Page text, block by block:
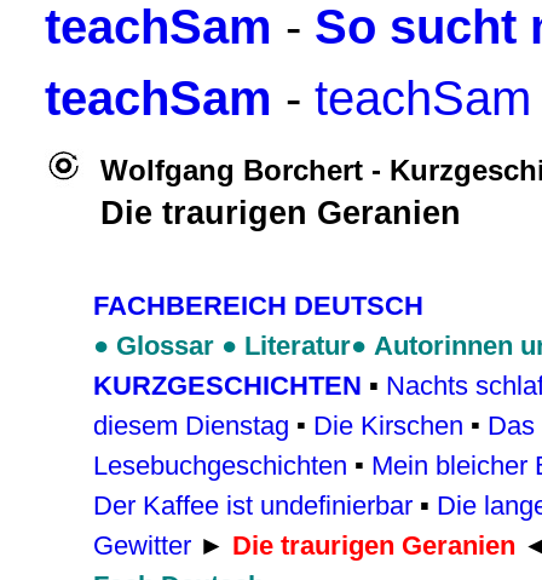
teachSam - So sucht
teachSam -
Wolfgang Borchert -
Die traurigen Geranien
FACHBEREICH DEUTSCH
● Glossar ● Literatur● Autorinnen
KURZGESCHICHTEN ▪ Nachts
diesem Dienstag ▪ Die Kirschen ▪ Das
Lesebuchgeschichten ▪ Mein bleicher
Der Kaffee ist undefinierbar ▪ Die
Gewitter ► Die traurigen Geranien